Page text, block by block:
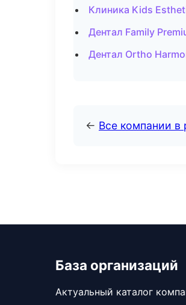
Клиника Kids
Дентал Family
Дентал Ortho
← Все компании в
База организаций
Актуальный каталог